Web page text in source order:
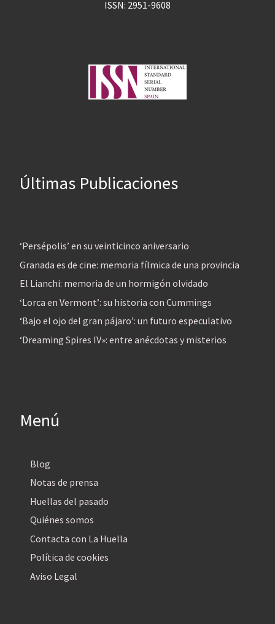
ISSN: 2951-9608
Últimas Publicaciones
‘Persépolis’ en su veinticinco aniversario
Granada es de cine: memoria fílmica de una provincia
El Lianchi: memoria de un hormigón olvidado
‘Lorca en Vermont’: su historia con Cummings
‘Bajo el ojo del gran pájaro’: un futuro especulativo
‘Dreaming Spires IV»: entre anécdotas y misterios
Menú
Blog
Notas de prensa
Huellas del pasado
Quiénes somos
Contacta con La Huella
Política de cookies
Aviso Legal